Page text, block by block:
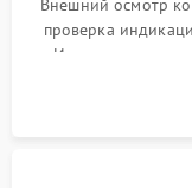
Внешний осмотр
проверка
Измерение
реакции ИБП